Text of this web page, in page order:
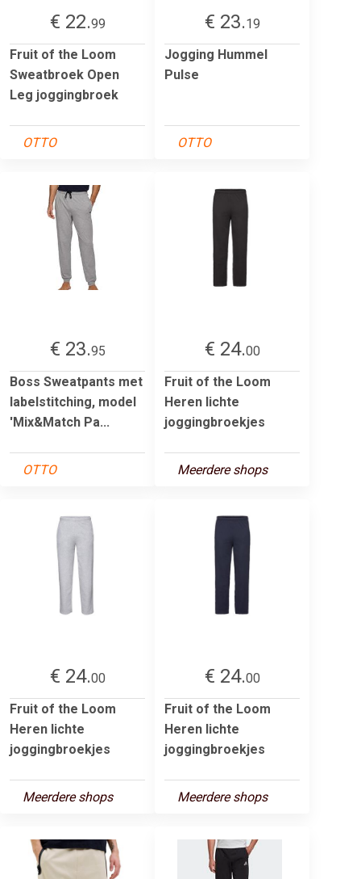
€ 22.99
Fruit of the Loom
Sweatbroek Open
Leg joggingbroek
OTTO
€ 23.19
Jogging Hummel
Pulse
OTTO
€ 23.95
Boss Sweatpants met
labelstitching, model
'Mix&Match Pa...
OTTO
€ 24.00
Fruit of the Loom
Heren lichte
joggingbroekjes
Meerdere shops
€ 24.00
Fruit of the Loom
Heren lichte
joggingbroekjes
Meerdere shops
€ 24.00
Fruit of the Loom
Heren lichte
joggingbroekjes
Meerdere shops